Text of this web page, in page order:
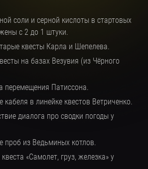
соли и серной кислоты в стартовых
с 2 до 1 штуки.
квесты Карла и Шепелева.
на базах Везувия (из Чёрного
перемещения Патиссона.
кабеля в линейке квестов Ветриченко.
диалога про сводки погоды у
проб из Ведьминых котлов.
«Самолет, груз, железка» у